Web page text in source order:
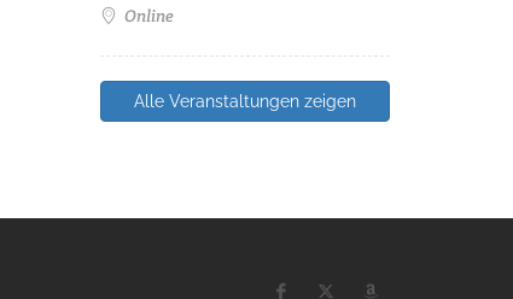
Online
Alle Veranstaltungen zeigen